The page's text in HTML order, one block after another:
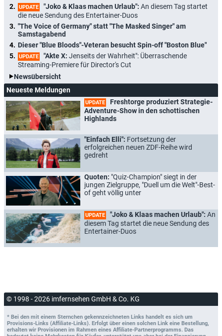
UPDATE "Joko & Klaas machen Urlaub": An diesem Tag startet
die neue Sendung des Entertainer-Duos
"The Voice of Germany" statt "The Masked Singer" am
Samstagabend
Dieser "Blue Bloods"-Veteran besucht Spin-off "Boston Blue"
UPDATE "Akte X: Jenseits der Wahrheit": Überraschende
Streaming-Premiere für Director's Cut
Newsübersicht
Neueste Meldungen
UPDATE
Freshtorge produziert Strategie-
Adventure-Show in den schottischen
Highlands
"Einfach Elli": Fortsetzung der
erfolgreichen neuen ZDF-Reihe wird
gedreht
Quoten: "Quiz-Champion" siegt in der
jungen Zielgruppe, "Duell um die Welt"-Best-
of geht völlig unter
UPDATE "Joko & Klaas machen Urlaub": An
diesem Tag startet die neue Sendung des
Entertainer-Duos
© 1998 - 2026 imfernsehen GmbH & Co. KG
* Bei den mit einem Sternchen gekennzeichneten Links handelt es sich um
Provisions-Links (Affiliate-Links). Erfolgt über einen solchen Link eine Bestellung,
erhalten wir Provisionen im Rahmen eines Affiliate-Partnerprogramms. Das